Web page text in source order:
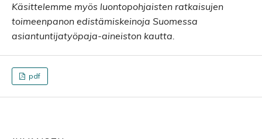
Käsittelemme myös luontopohjaisten ratkaisujen
toimeenpanon edistämiskeinoja Suomessa
asiantuntijatyöpaja-aineiston kautta.
pdf